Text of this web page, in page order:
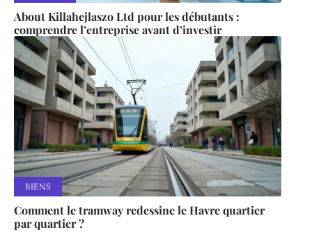
About Killahejlaszo Ltd pour les débutants :
comprendre l’entreprise avant d’investir
BIENS
Comment le tramway redessine le Havre quartier
par quartier ?